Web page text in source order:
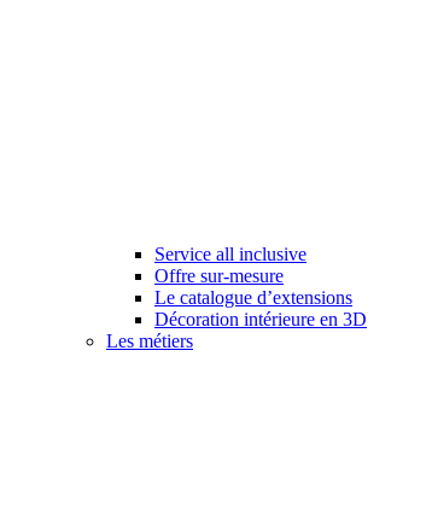
Service all inclusive
Offre sur-mesure
Le catalogue d’extensions
Décoration intérieure en 3D
Les métiers